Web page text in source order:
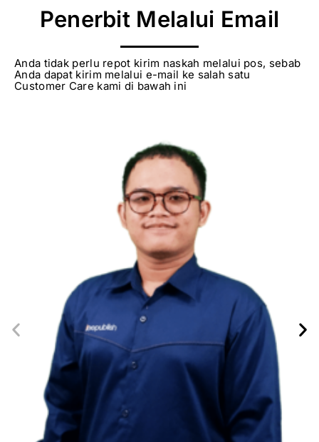
Penerbit Melalui Email
Anda tidak perlu repot kirim naskah melalui pos, sebab
Anda dapat kirim melalui e-mail ke salah satu
Customer Care kami di bawah ini